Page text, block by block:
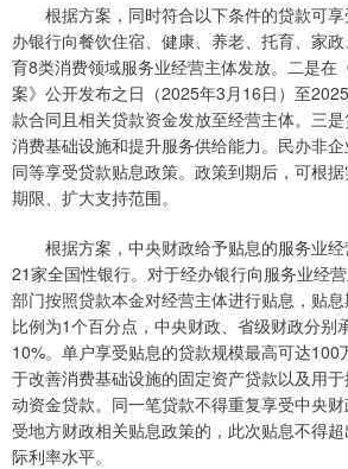
根据方案，同时符合以下条件的贷款可享
办银行向餐饮住宿、健康、养老、托育、家
育8类消费领域服务业经营主体发放。二是在
案》公开发布之日（2025年3月16日）至
款合同且相关贷款资金发放至经营主体。三
消费基础设施和提升服务供给能力。民办非
同等享受贷款贴息政策。政策到期后，可根
期限、扩大支持范围。
根据方案，中央财政给予贴息的服务业经
21家全国性银行。对于经办银行向服务业经
部门按照贷款本金对经营主体进行贴息，贴
比例为1个百分点，中央财政、省级财政分别
10%。单户享受贴息的贷款规模最高可达100
于改善消费基础设施的固定资产贷款以及用
动资金贷款。同一笔贷款不得重复享受中央
受地方财政相关贴息政策的，此次贴息不得
际利率水平。